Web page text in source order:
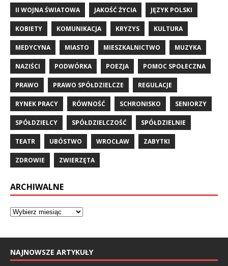
II WOJNA ŚWIATOWA JAKOŚĆ ŻYCIA JĘZYK POLSKI
KOBIETY KOMUNIKACJA KRYZYS KULTURA
MEDYCYNA MIASTO MIESZKALNICTWO MUZYKA
NAZIŚCI PODWÓRKA POEZJA POMOC SPOŁECZNA
PRAWO PRAWO SPÓŁDZIELCZE REGULACJE
RYNEK PRACY RÓWNOŚĆ SCHRONISKO SENIORZY
SPÓŁDZIELCY SPÓŁDZIELCZOŚĆ SPÓŁDZIELNIE
TEATR UBÓSTWO WROCŁAW ZABYTKI
ZDROWIE ZWIERZĘTA
ARCHIWALNE
NAJNOWSZE ARTYKUŁY